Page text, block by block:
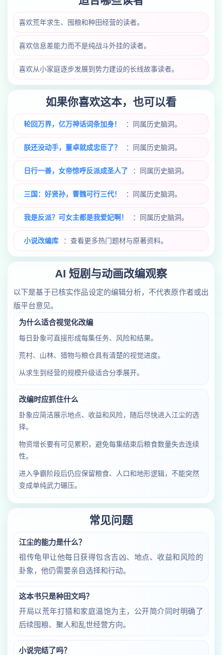
喜欢荒年求生、囤粮和种田经营的读者。
喜欢信息差能力而不是纯战斗外挂的读者。
喜欢从小家庭逐步发展到势力建设的长线故事读者。
如果你喜欢这本，也可以看
轮回万界，亿万神话词条加身！ ：同属历史脑洞。
朕还没动手，董卓就成忠臣了？ ：同属历史脑洞。
日行一善，女帝惊呼反派成圣人了 ：同属历史脑洞。
三国：好贤孙，曹魏可行三代！ ：同属历史脑洞。
我是反派？可女主都是我爱妃啊！ ：同属历史脑洞。
小说改编库 ：查看更多热门题材与原著资料。
AI 短剧与动画改编观察
以下是基于已核实作品设定的编辑分析，不代表原作者或出
版平台意见。
为什么适合视觉化改编
每日卦象可直接形成每集任务、风险和结果。
荒村、山林、猎物与粮仓具有清楚的视觉进度。
从求生到经营的规模升级适合分季展开。
改编时应抓住什么
卦象应简洁展示地点、收益和风险，随后尽快进入江尘的选
择。
物资增长要有可见累积，避免每集结束后粮食数量失去连续
性。
进入争霸阶段后仍应保留粮食、人口和地形逻辑，不能突然
变成单纯武力碾压。
常见问题
江尘的能力是什么？
祖传龟甲让他每日获得包含吉凶、地点、收益和风险的
卦象，他仍需要亲自选择和行动。
这本书只是种田文吗？
开局以荒年打猎和家庭温饱为主，公开简介同时明确了
后续囤粮、聚人和乱世经营方向。
小说完结了吗？